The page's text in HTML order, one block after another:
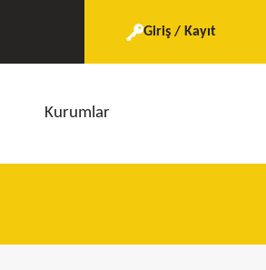
Giriş / Kayıt
Kurumlar